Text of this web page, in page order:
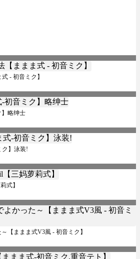
- 初音ミク】
】略绅士
ク】泳装!
式】
【ままま式V3風 - 初音ミク】